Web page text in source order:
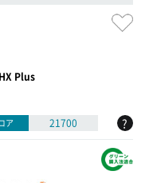
Plus
ア 21700 ?